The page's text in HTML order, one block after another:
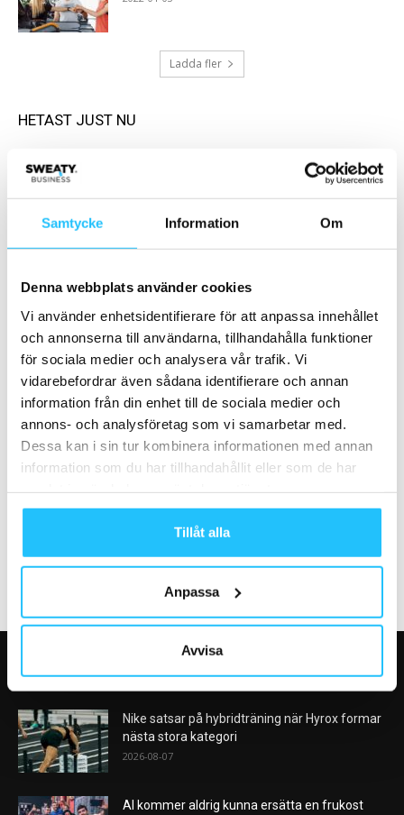
Samtycke Information Om
Denna webbplats använder cookies
Vi använder enhetsidentifierare för att anpassa innehållet
och annonserna till användarna, tillhandahålla funktioner
för sociala medier och analysera vår trafik. Vi
vidarebefordrar även sådana identifierare och annan
information från din enhet till de sociala medier och
annons- och analysföretag som vi samarbetar med.
Dessa kan i sin tur kombinera informationen med annan
information som du har tillhandahållit eller som de har
Tillåt alla
Anpassa
Avvisa
Ladda fler
HETAST JUST NU
Concept och Advagym startar
Sverige
Pojke drunknade på
Business
Eleikos skivstång prisas med
internationell
designutmärkelse
Business
Oura värderas till 5 miljarder
USD efter avtal med
medicinteknikföretaget
Dexcom
VÅRA FAVORITER
Nike satsar på hybridträning när Hyrox formar
nästa stora kategori
2026-08-07
AI kommer aldrig kunna ersätta en frukost